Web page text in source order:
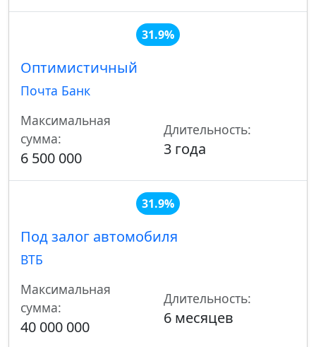
31.9%
Оптимистичный
Почта Банк
Максимальная
сумма:
6 500 000
Длительность:
3 года
31.9%
Под залог автомобиля
ВТБ
Максимальная
сумма:
40 000 000
Длительность:
6 месяцев